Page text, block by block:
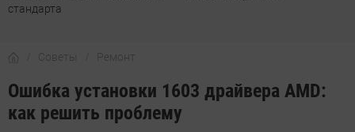
стандарта
Советы Ремонт
Ошибка установки 1603 драйвера AMD:
как решить проблему